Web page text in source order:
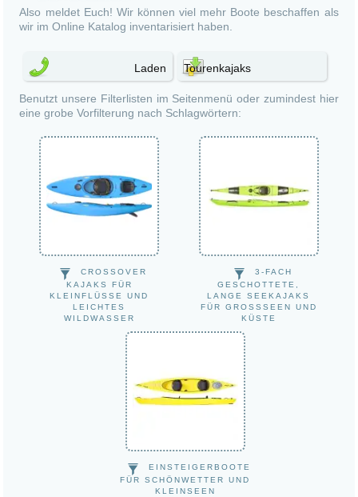
Also meldet Euch! Wir können viel mehr Boote beschaffen als
wir im Online Katalog inventarisiert haben.
Laden
Tourenkajaks
Benutzt unsere Filterlisten im Seitenmenü oder zumindest hier
eine grobe Vorfilterung nach Schlagwörtern:
CROSSOVER
KAJAKS FÜR
KLEINFLÜSSE UND
LEICHTES
WILDWASSER
3-FACH
GESCHOTTETE,
LANGE SEEKAJAKS
FÜR GROSSSEEN UND K
ÜSTE
EINSTEIGERBOOTE
FÜR SCHÖNWETTER UND
KLEINSEEN